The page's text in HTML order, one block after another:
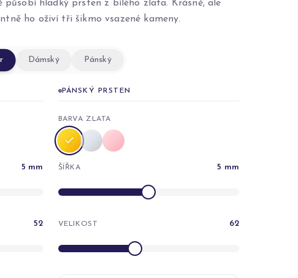
působí hladký prsten z bílého zlata. Krásně, ale
ho oživí tři šikmo vsazené kameny.
Dámský Pánský
5 mm
52
PÁNSKÝ PRSTEN
BARVA ZLATA
ŠÍŘKA 5 mm
VELIKOST 62